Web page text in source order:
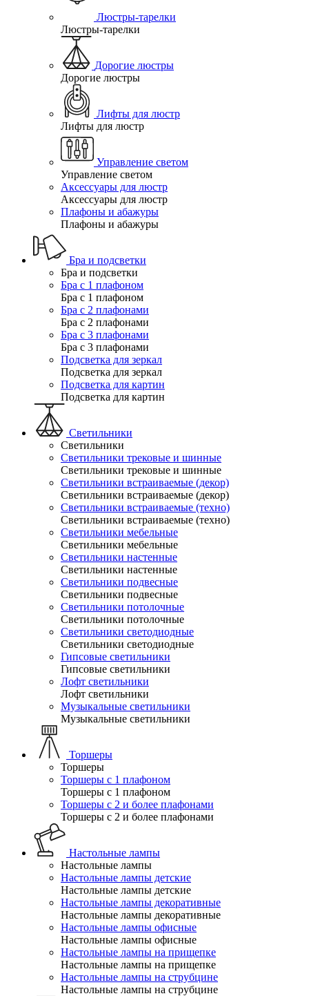
Люстры-тарелки
Люстры-тарелки
Дорогие люстры
Дорогие люстры
Лифты для люстр
Лифты для люстр
Управление светом
Управление светом
Аксессуары для люстр
Аксессуары для люстр
Плафоны и абажуры
Плафоны и абажуры
Бра и подсветки
Бра и подсветки
Бра с 1 плафоном
Бра с 1 плафоном
Бра с 2 плафонами
Бра с 2 плафонами
Бра с 3 плафонами
Бра с 3 плафонами
Подсветка для зеркал
Подсветка для зеркал
Подсветка для картин
Подсветка для картин
Светильники
Светильники
Светильники трековые и шинные
Светильники трековые и шинные
Светильники встраиваемые (декор)
Светильники встраиваемые (декор)
Светильники встраиваемые (техно)
Светильники встраиваемые (техно)
Светильники мебельные
Светильники мебельные
Светильники настенные
Светильники настенные
Светильники подвесные
Светильники подвесные
Светильники потолочные
Светильники потолочные
Светильники светодиодные
Светильники светодиодные
Гипсовые светильники
Гипсовые светильники
Лофт светильники
Лофт светильники
Музыкальные светильники
Музыкальные светильники
Торшеры
Торшеры
Торшеры с 1 плафоном
Торшеры с 1 плафоном
Торшеры с 2 и более плафонами
Торшеры с 2 и более плафонами
Настольные лампы
Настольные лампы
Настольные лампы детские
Настольные лампы детские
Настольные лампы декоративные
Настольные лампы декоративные
Настольные лампы офисные
Настольные лампы офисные
Настольные лампы на прищепке
Настольные лампы на прищепке
Настольные лампы на струбцине
Настольные лампы на струбцине